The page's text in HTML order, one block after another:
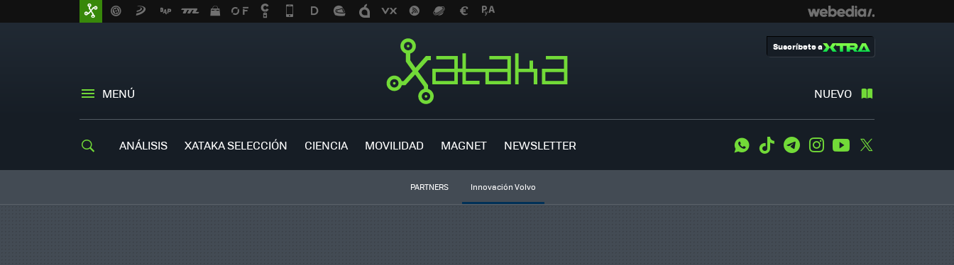
MENÚ NUEVO
Suscríbete a
ANÁLISIS XATAKA SELECCIÓN CIENCIA MOVILIDAD MAGNET NEWSLETTER WhatsApp
Tiktok TelegramInstagramYoutube
PARTNERS Innovación Volvo